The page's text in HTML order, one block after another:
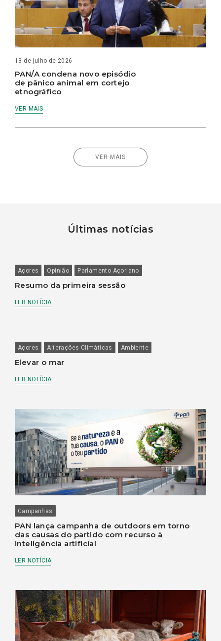
13 de julho de 2026
PAN/A condena novo episódio
de pânico animal em cortejo
etnográfico
VER MAIS
VER MAIS
Últimas notícias
Açores Opinião Parlamento Açoriano
Resumo da primeira sessão
LER NOTÍCIA
Açores Alterações Climáticas Ambiente
Elevar o mar
LER NOTÍCIA
Campanhas
PAN lança campanha de outdoors em torno
das causas do partido com recurso à
inteligência artificial
LER NOTÍCIA